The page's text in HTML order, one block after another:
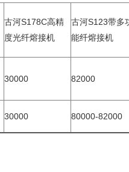
古河S178C高精
度光纤熔接机
古河S123带多
能纤熔接机
30000 82000
30000 80000-82000